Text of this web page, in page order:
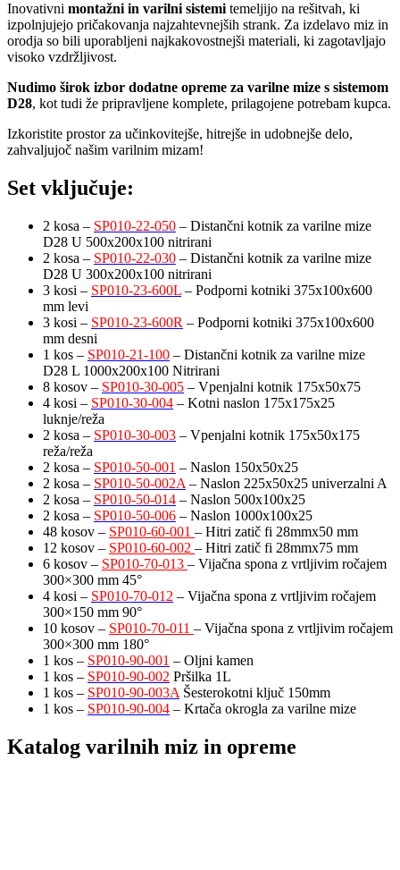
Inovativni montažni in varilni sistemi temeljijo na rešitvah, ki
izpolnjujejo pričakovanja najzahtevnejših strank. Za izdelavo miz in
orodja so bili uporabljeni najkakovostnejši materiali, ki zagotavljajo
visoko vzdržljivost.
Nudimo širok izbor dodatne opreme za varilne mize s sistemom
D28, kot tudi že pripravljene komplete, prilagojene potrebam kupca.
Izkoristite prostor za učinkovitejše, hitrejše in udobnejše delo,
zahvaljujoč našim varilnim mizam!
Set vključuje:
2 kosa – SP010-22-050 – Distančni kotnik za varilne mize
D28 U 500x200x100 nitrirani
2 kosa – SP010-22-030 – Distančni kotnik za varilne mize
D28 U 300x200x100 nitrirani
3 kosi – SP010-23-600L – Podporni kotniki 375x100x600
mm levi
3 kosi – SP010-23-600R – Podporni kotniki 375x100x600
mm desni
1 kos – SP010-21-100 – Distančni kotnik za varilne mize
D28 L 1000x200x100 Nitrirani
8 kosov – SP010-30-005 – Vpenjalni kotnik 175x50x75
4 kosi – SP010-30-004 – Kotni naslon 175x175x25
luknje/reža
2 kosa – SP010-30-003 – Vpenjalni kotnik 175x50x175
reža/reža
2 kosa – SP010-50-001 – Naslon 150x50x25
2 kosa – SP010-50-002A – Naslon 225x50x25 univerzalni A
2 kosa – SP010-50-014 – Naslon 500x100x25
2 kosa – SP010-50-006 – Naslon 1000x100x25
48 kosov – SP010-60-001 – Hitri zatič fi 28mmx50 mm
12 kosov – SP010-60-002 – Hitri zatič fi 28mmx75 mm
6 kosov – SP010-70-013 – Vijačna spona z vrtljivim ročajem
300×300 mm 45°
4 kosi – SP010-70-012 – Vijačna spona z vrtljivim ročajem
300×150 mm 90°
10 kosov – SP010-70-011 – Vijačna spona z vrtljivim ročajem
300×300 mm 180°
1 kos – SP010-90-001 – Oljni kamen
1 kos – SP010-90-002 Pršilka 1L
1 kos – SP010-90-003A Šesterokotni ključ 150mm
1 kos – SP010-90-004 – Krtača okrogla za varilne mize
Katalog varilnih miz in opreme